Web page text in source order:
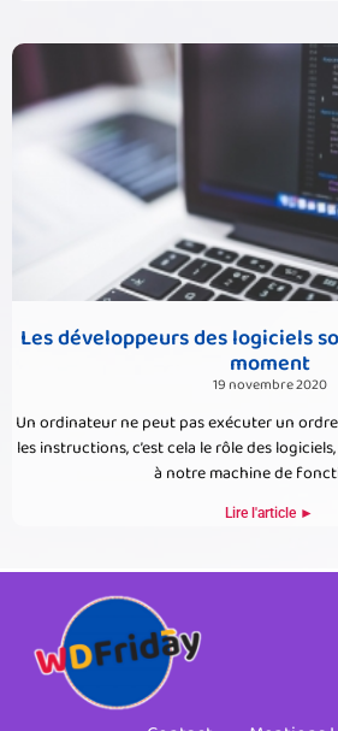
Les développeurs des logiciels
moment
19 novembre 2020
Un ordinateur ne peut pas exécuter un
les instructions, c’est cela le rôle des
à notre machine de
Lire l'article ►